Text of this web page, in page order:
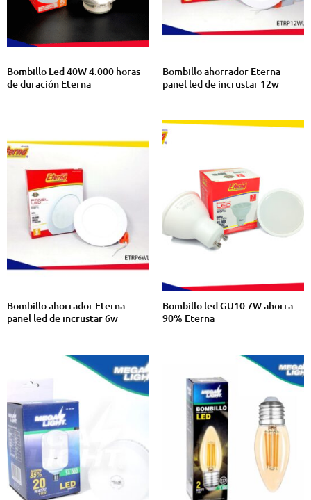
Bombillo Led 40W 4.000 horas
de duración Eterna
Bombillo ahorrador Eterna
panel led de incrustar 12w
Bombillo ahorrador Eterna
panel led de incrustar 6w
Bombillo led GU10 7W ahorra
90% Eterna